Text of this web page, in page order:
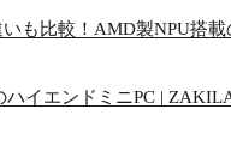
も比較！AMD製NPU搭載
イエンドミニPC |